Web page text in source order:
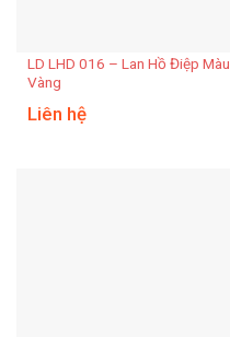
LD LHD 016 – Lan Hồ Điệp Màu
Vàng
Liên hệ